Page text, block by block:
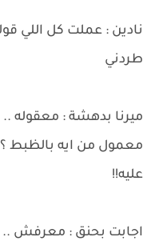
نادين : عملت كل اللي
طردني
ميرنا بدهشة : معقوله
معمول من ايه بالظبط
عليه!!
اجابت بحنق : معرفش ..